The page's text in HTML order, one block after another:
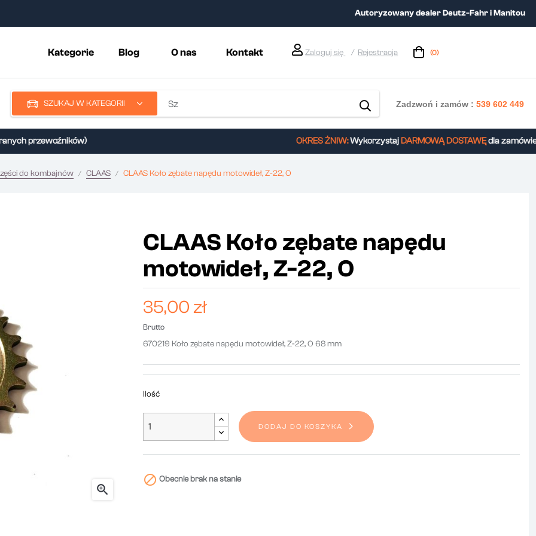
Autoryzowany dealer Deutz-Fahr i Manitou
Kategorie Blog O nas Kontakt Zaloguj się Rejestracja (0)
SZUKAJ W KATEGORII Zadzwoń i zamów :539 602 449
przewoźników) OKRES ŻNIW:WykorzystajDARMOWĄ DOSTAWĘdla zamówień
do kombajnów CLAAS CLAAS Koło zębate napędu motowideł, Z-22, O

CLAAS Koło zębate napędu
motowideł, Z-22, O
35,00 zł
Brutto
670219 Koło zębate napędu motowideł, Z-22, O 68 mm
Ilość
DODAJ DO KOSZYKA
 Obecnie brak na stanie